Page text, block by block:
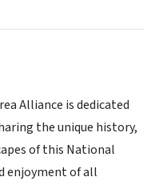
Alliance is dedicated
the unique history,
of this National
enjoyment of all